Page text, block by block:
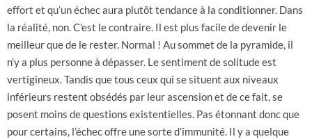
effort et qu’un échec aura plutôt tendance à la conditionner. Dans
la réalité, non. C’est le contraire. Il est plus facile de devenir le
meilleur que de le rester. Normal ! Au sommet de la pyramide, il
n’y a plus personne à dépasser. Le sentiment de solitude est
vertigineux. Tandis que tous ceux qui se situent aux niveaux
inférieurs restent obsédés par leur ascension et de ce fait, se
posent moins de questions existentielles. Pas étonnant donc que
pour certains, l’échec offre une sorte d’immunité. Il y a quelque